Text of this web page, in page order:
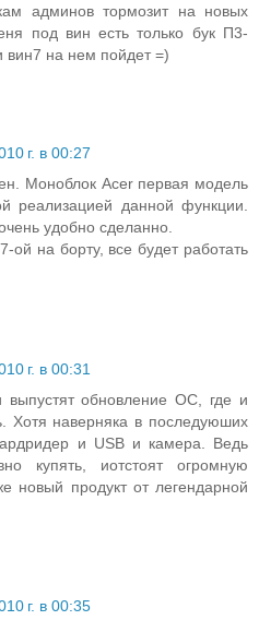
админов тормозит на новых
под вин есть только бук П3-
на нем пойдет =)
г. в 00:27
Моноблок Acer первая модель
реализацией данной функции.
удобно сделанно.
ой на борту, все будет работать
г. в 00:31
обновление ОС, где и
Хотя наверняка в последуюших
и USB и камера. Ведь
купять, иотстоят огромную
новый продукт от легендарной
г. в 00:35